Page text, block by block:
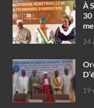
À
30
24
19